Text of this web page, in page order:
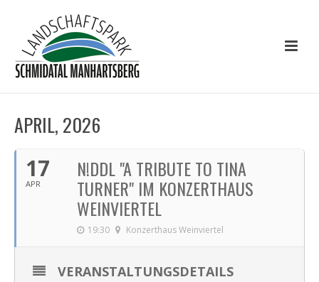
APRIL, 2026
17
APR
N!DDL "A TRIBUTE TO TINA
TURNER" IM KONZERTHAUS
WEINVIERTEL
19:30 Konzerthaus Weinviertel
VERANSTALTUNGSDETAILS